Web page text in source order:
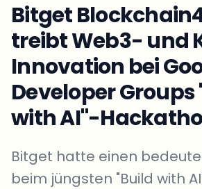
Bitget
treibt Web3- und
Innovation bei
Developer Groups
with AI"-
Bitget hatte einen
beim jüngsten "Build with